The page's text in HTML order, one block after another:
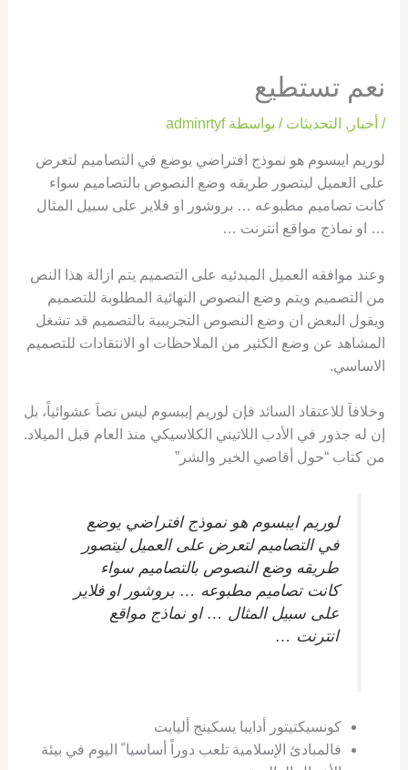
نعم تستطيع
/ أخبار , التحديثات / بواسطة adminrtyf
لوريم ايبسوم هو نموذج افتراضي يوضع في التصاميم لتعرض
على العميل ليتصور طريقه وضع النصوص بالتصاميم سواء
كانت تصاميم مطبوعه … بروشور او فلاير على سبيل المثال
… او نماذج مواقع انترنت …
وعند موافقه العميل المبدئيه على التصميم يتم ازالة هذا النص
من التصميم ويتم وضع النصوص النهائية المطلوبة للتصميم
ويقول البعض ان وضع النصوص التجريبية بالتصميم قد تشغل
المشاهد عن وضع الكثير من الملاحظات او الانتقادات للتصميم
الاساسي.
وخلافاَ للاعتقاد السائد فإن لوريم إيبسوم ليس نصاَ عشوائياً، بل
إن له جذور في الأدب اللاتيني الكلاسيكي منذ العام قبل الميلاد.
من كتاب “حول أقاصي الخير والشر”
لوريم ايبسوم هو نموذج افتراضي يوضع
في التصاميم لتعرض على العميل ليتصور
طريقه وضع النصوص بالتصاميم سواء
كانت تصاميم مطبوعه … بروشور او فلاير
على سبيل المثال … او نماذج مواقع
انترنت …
كونسيكتيتور أدايبا يسكينج أليايت
فالمبادئ الإسلامية تلعب دوراً أساسيا ً اليوم في بيئة